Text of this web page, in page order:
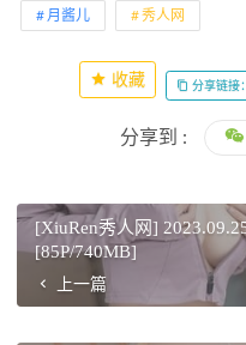
月酱儿 秀人网
收藏 分享链接
分享到 :
[XiuRen秀人网]
[85P/740MB]
上一篇